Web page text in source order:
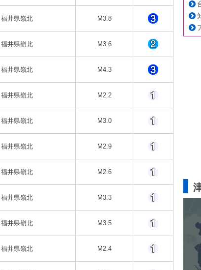
福井県嶺北 M3.8
福井県嶺北 M3.6
福井県嶺北 M4.3
福井県嶺北 M2.2
福井県嶺北 M3.0
福井県嶺北 M2.9
福井県嶺北 M2.6
福井県嶺北 M3.3
福井県嶺北 M3.5
福井県嶺北 M2.4